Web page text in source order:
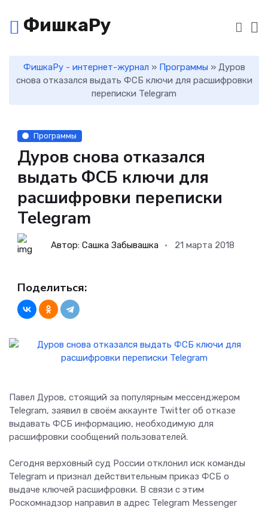
ФишкаРу
ФишкаРу - интернет-журнал » Программы » Дуров
снова отказался выдать ФСБ ключи для расшифровки
переписки Telegram
Программы
Дуров снова отказался
выдать ФСБ ключи для
расшифровки переписки
Telegram
Автор: Сашка Забывашка 21 марта 2018
Поделиться:
Павел Дуров, стоящий за популярным мессенджером
Telegram, заявил в своём аккаунте Twitter об отказе
выдавать ФСБ информацию, необходимую для
расшифровки сообщений пользователей.
Сегодня верховный суд России отклонил иск команды
Telegram и признал действительным приказ ФСБ о
выдаче ключей расшифровки. В связи с этим
Роскомнадзор направил в адрес Telegram Messenger